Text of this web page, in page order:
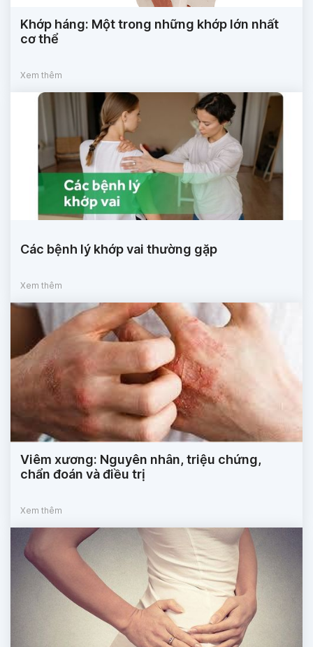
Khớp háng: Một trong những khớp lớn nhất
cơ thể
Xem thêm
Các bệnh lý khớp vai thường gặp
Xem thêm
Viêm xương: Nguyên nhân, triệu chứng,
chẩn đoán và điều trị
Xem thêm